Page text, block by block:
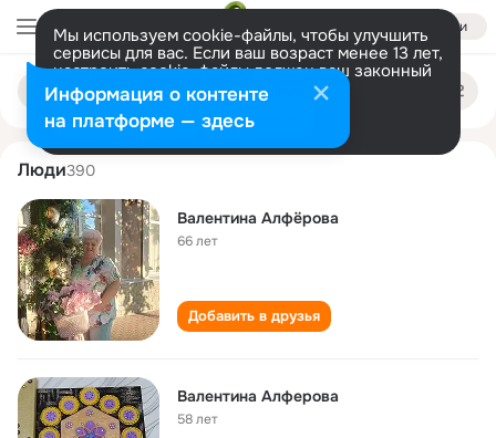
Войти
Мы используем cookie-файлы, чтобы улучшить
сервисы для вас. Если ваш возраст менее 13 лет,
настроить cookie-файлы должен ваш законный
представитель. Больше информации
Разрешить все Настроить
Поиск
людям
valentina alferova
Люди390
Валентина Алфёрова
66 лет
Добавить в друзья
Валентина Алферова
58 лет
Информация о контенте
на платформе — здесь